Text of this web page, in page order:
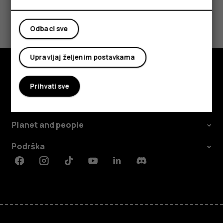
Da li vam je ovo bilo korisno?
Da Ne
Istražite
Planet and people
Podrška
FacebookInstagramTiktokYoutubeLinkedinDiscord
Odbaci sve
Upravljaj željenim postavkama
Prihvati sve